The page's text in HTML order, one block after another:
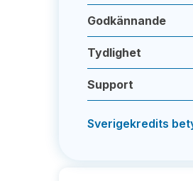
Godkännande
Tydlighet
Support
Sverigekredits